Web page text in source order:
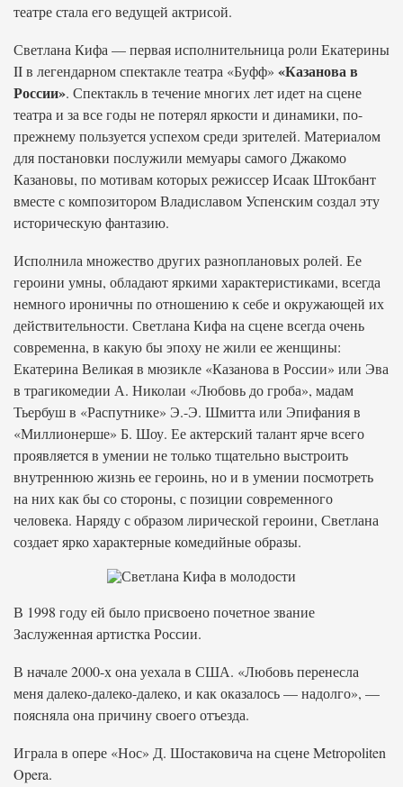
театре стала его ведущей актрисой.
Светлана Кифа — первая исполнительница роли Екатерины
II в легендарном спектакле театра «Буфф» «Казанова в
России». Спектакль в течение многих лет идет на сцене
театра и за все годы не потерял яркости и динамики, по-
прежнему пользуется успехом среди зрителей. Материалом
для постановки послужили мемуары самого Джакомо
Казановы, по мотивам которых режиссер Исаак Штокбант
вместе с композитором Владиславом Успенским создал эту
историческую фантазию.
Исполнила множество других разноплановых ролей. Ее
героини умны, обладают яркими характеристиками, всегда
немного ироничны по отношению к себе и окружающей их
действительности. Светлана Кифа на сцене всегда очень
современна, в какую бы эпоху не жили ее женщины:
Екатерина Великая в мюзикле «Казанова в России» или Эва
в трагикомедии А. Николаи «Любовь до гроба», мадам
Тьербуш в «Распутнике» Э.-Э. Шмитта или Эпифания в
«Миллионерше» Б. Шоу. Ее актерский талант ярче всего
проявляется в умении не только тщательно выстроить
внутреннюю жизнь ее героинь, но и в умении посмотреть
на них как бы со стороны, с позиции современного
человека. Наряду с образом лирической героини, Светлана
создает ярко характерные комедийные образы.
В 1998 году ей было присвоено почетное звание
Заслуженная артистка России.
В начале 2000-х она уехала в США. «Любовь перенесла
меня далеко-далеко-далеко, и как оказалось — надолго», —
поясняла она причину своего отъезда.
Играла в опере «Нос» Д. Шостаковича на сцене Metropoliten
Opera.